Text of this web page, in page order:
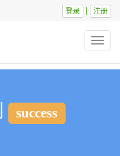
登录 注册
Toggle
success